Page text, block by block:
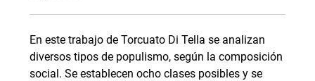
En este trabajo de Torcuato Di Tella se analizan
diversos tipos de populismo, según la composición
social. Se establecen ocho clases posibles y se